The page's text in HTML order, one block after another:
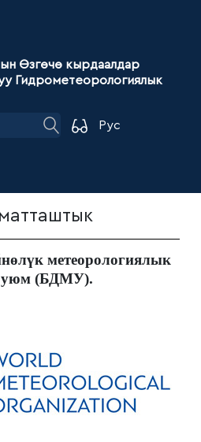
Өзгөчө кырдаалдар
Гидрометеорологиялык
Рус
метеорологиялык
уюм (БДМУ).